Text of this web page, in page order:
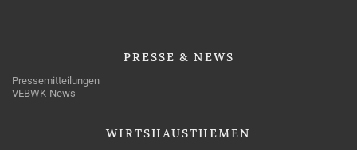
PRESSE & NEWS
Pressemitteilungen
VEBWK-News
WIRTSHAUSTHEMEN